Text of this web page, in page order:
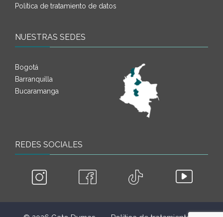
Política de tratamiento de datos
NUESTRAS SEDES
Bogotá
Barranquilla
Bucaramanga
REDES SOCIALES